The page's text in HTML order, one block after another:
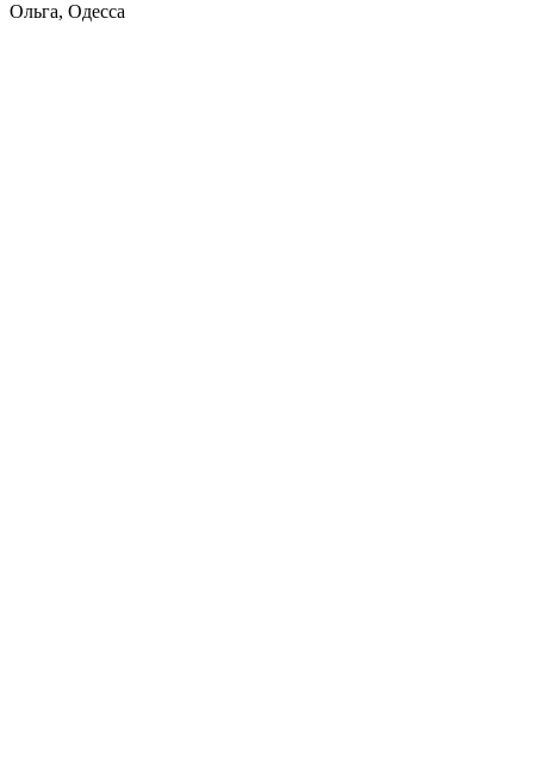
Ольга, Одесса